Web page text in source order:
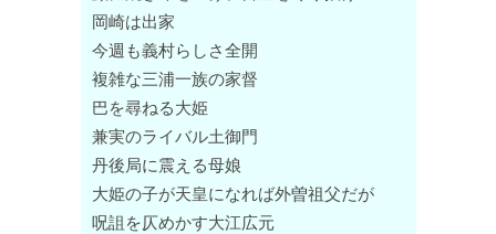
岡崎は出家
今週も義村らしさ全開
複雑な三浦一族の家督
巴を尋ねる大姫
兼実のライバル土御門
丹後局に震える母娘
大姫の子が天皇になれば外曽祖父だが
呪詛を仄めかす大江広元